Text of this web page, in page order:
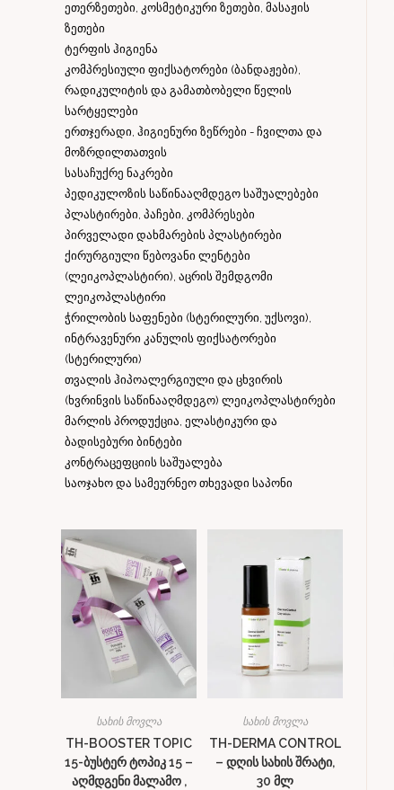
ეთერზეთები, კოსმეტიკური ზეთები, მასაჟის
ზეთები
ტერფის ჰიგიენა
კომპრესიული ფიქსატორები (ბანდაჟები),
რადიკულიტის და გამათბობელი წელის
სარტყელები
ერთჯერადი, ჰიგიენური ზეწრები - ჩვილთა და
მოზრდილთათვის
სასაჩუქრე ნაკრები
პედიკულოზის საწინააღმდეგო საშუალებები
პლასტირები, პაჩები, კომპრესები
პირველადი დახმარების პლასტირები
ქირურგიული წებოვანი ლენტები
(ლეიკოპლასტირი), აცრის შემდგომი
ლეიკოპლასტირი
ჭრილობის საფენები (სტერილური, უქსოვი),
ინტრავენური კანულის ფიქსატორები
(სტერილური)
თვალის ჰიპოალერგიული და ცხვირის
(ხვრინვის საწინააღმდეგო) ლეიკოპლასტირები
მარლის პროდუქცია, ელასტიკური და
ბადისებური ბინტები
კონტრაცეფციის საშუალება
საოჯახო და სამეურნეო თხევადი საპონი
სახის მოვლა
TH-BOOSTER TOPIC
15-ბუსტერ ტოპიკ 15 –
აღმდგენი მალამო ,
სახის მოვლა
TH-DERMA CONTROL
– დღის სახის შრატი,
30 მლ